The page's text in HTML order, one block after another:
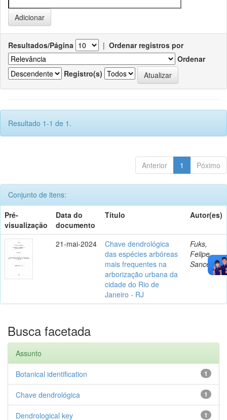
Resultados/Página | Ordenar registros por
Ordenar
Registro(s)
Resultado 1-1 de 1.
Anterior 1 Póximo
Conjunto de itens:
Pré-
visualização
Data do
documento
Título Autor(es)
21-mai-2024
Chave dendrológica
das espécies arbóreas
mais frequentes na
arborização urbana da
cidade do Rio de
Janeiro - RJ
Fuks,
Felipe
Sanceau
Busca facetada
Assunto
1
Botanical identification
1
Chave dendrológica
1
Dendrological key